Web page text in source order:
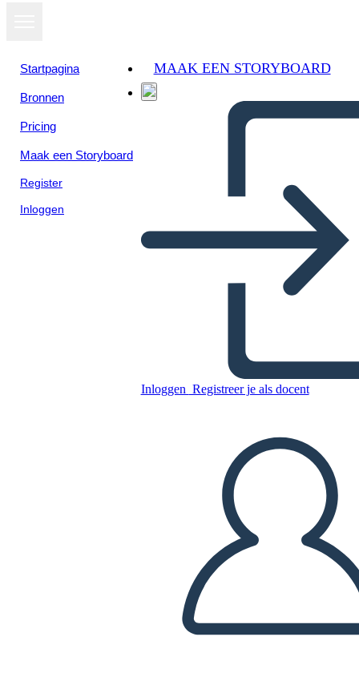
Startpagina
Bronnen
Pricing
Maak een Storyboard
Register
Inloggen
MAAK EEN STORYBOARD
Inloggen Registreer je als docent
Antica India UVA
Kopieer dit Storyboard
MAAK EEN STORYBOARD
DIAVOORSTELLING AFSPELEN
LEES MIJ VOOR